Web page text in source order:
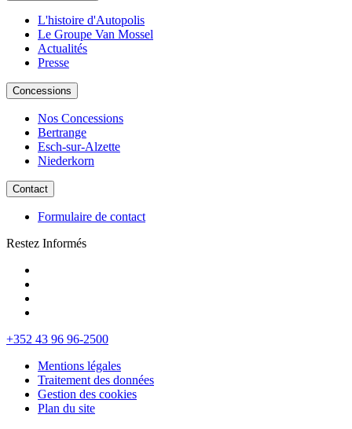
L'histoire d'Autopolis
Le Groupe Van Mossel
Actualités
Presse
Concessions
Nos Concessions
Bertrange
Esch-sur-Alzette
Niederkorn
Contact
Formulaire de contact
Restez Informés
+352 43 96 96-2500
Mentions légales
Traitement des données
Gestion des cookies
Plan du site